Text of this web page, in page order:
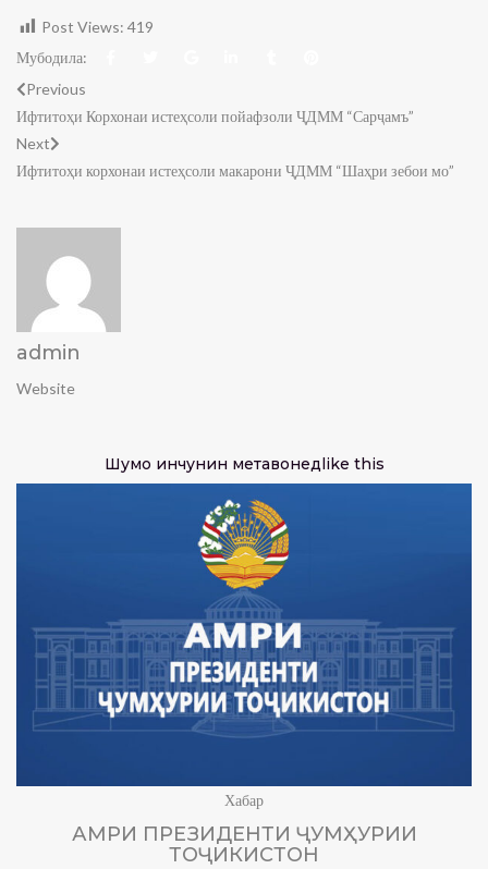
Post Views: 419
Мубодила:
Previous
Ифтитоҳи Корхонаи истеҳсоли пойафзоли ҶДММ “Сарҷамъ”
Next
Ифтитоҳи корхонаи истеҳсоли макарони ҶДММ “Шаҳри зебои мо”
admin
Website
Шумо инчунин метавонедlike this
Хабар
АМРИ ПРЕЗИДЕНТИ ҶУМҲУРИИ
ТОҶИКИСТОН